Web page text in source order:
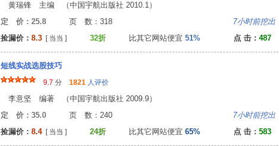
黄瑞锋 主编 （中国宇航出版社 2010.1）
定 价：25.8 页 数：318 7小时前挖出
捡漏价： 8.3 [ 当当 ] 32折 比其它网站便宜 51% 点 击： 487
短线实战选股技巧
9.7 分 1821 人评价
李意坚 编著 （中国宇航出版社 2009.9）
定 价：35.0 页 数：240 7小时前挖出
捡漏价： 8.4[ 当当 ] 24折 比其它网站便宜 65% 点 击： 583